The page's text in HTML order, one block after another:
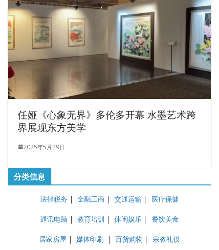
任娅《心象无界》多伦多开幕 水墨艺术跨
界展现东方美学
2025年5月29日
分类信息
法律税务 | 金融工商 | 交通运输 | 医疗保健
通讯电脑 | 教育培训 | 休闲娱乐 | 餐饮美食
居家房屋 | 媒体印刷 | 百货购物 | 宗教礼仪